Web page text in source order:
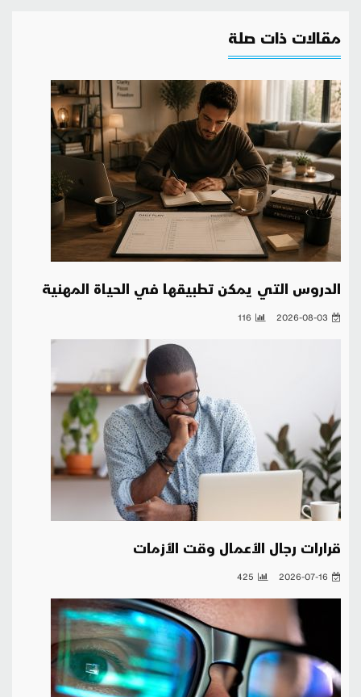
مقالات ذات صلة
الدروس التي يمكن تطبيقها في الحياة المهنية
2026-08-03
116
قرارات رجال الأعمال وقت الأزمات
2026-07-16
425